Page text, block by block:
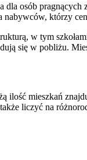
dla osób
którzy
w tym
się w pobliżu.
ilość mieszkań
liczyć na